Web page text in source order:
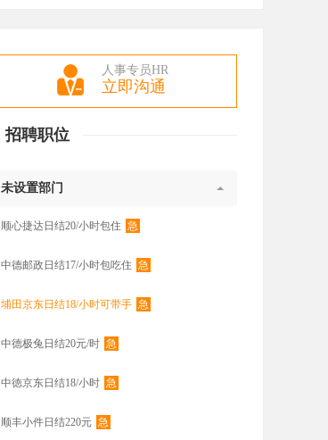
人事专员HR
立即沟通
招聘职位
未设置部门
顺心捷达日结20/小时包住 急
中德邮政日结17/小时包吃住 急
埔田京东日结18/小时可带手 急
中德极兔日结20元/时 急
中徳京东日结18/小时 急
顺丰小件日结220元 急